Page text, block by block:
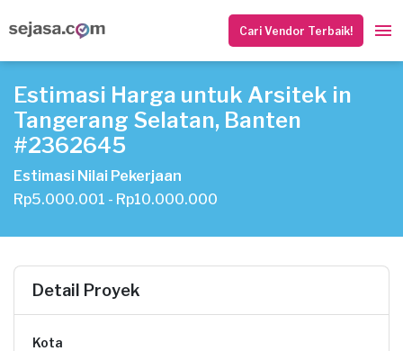
Cari Vendor Terbaik!
Estimasi Harga untuk Arsitek in
Tangerang Selatan, Banten
#2362645
Estimasi Nilai Pekerjaan
Rp5.000.001 - Rp10.000.000
Detail Proyek
Kota